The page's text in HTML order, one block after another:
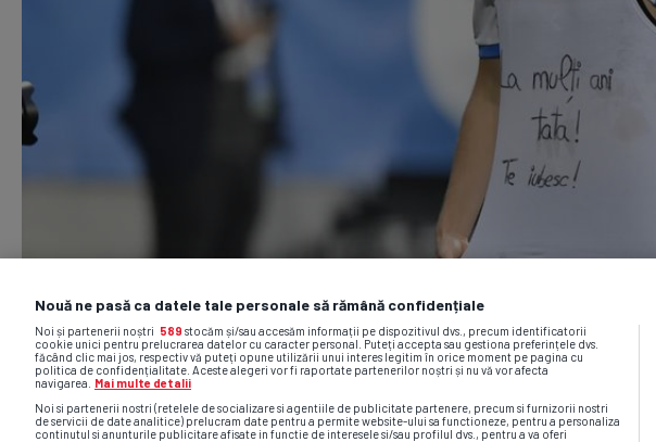
Nouă ne pasă ca datele tale personale să rămână confidențiale
Noi și partenerii noștri 589 stocăm și/sau accesăm informații pe dispozitivul dvs., precum identificatorii
cookie unici pentru prelucrarea datelor cu caracter personal. Puteți accepta sau gestiona preferințele dvs.
făcând clic mai jos, respectiv vă puteți opune utilizării unui interes legitim în orice moment pe pagina cu
politica de confidențialitate. Aceste alegeri vor fi raportate partenerilor noștri și nu vă vor afecta
navigarea.
Mai multe detalii
Noi si partenerii nostri (retelele de socializare si agentiile de publicitate partenere, precum si furnizorii nostri
de servicii de date analitice) prelucram date pentru a permite website-ului sa functioneze, pentru a personaliza
continutul si anunturile publicitare afisate in functie de interesele si/sau profilul dvs., pentru a va oferi